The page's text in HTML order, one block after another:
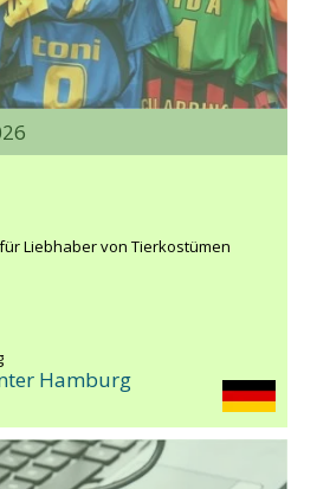
Liebhaber von Tierkostümen
Hamburg